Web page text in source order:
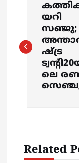
s
v
യറി
സഞ്ജു;
ഷ്ട്ര
ലെ
Related